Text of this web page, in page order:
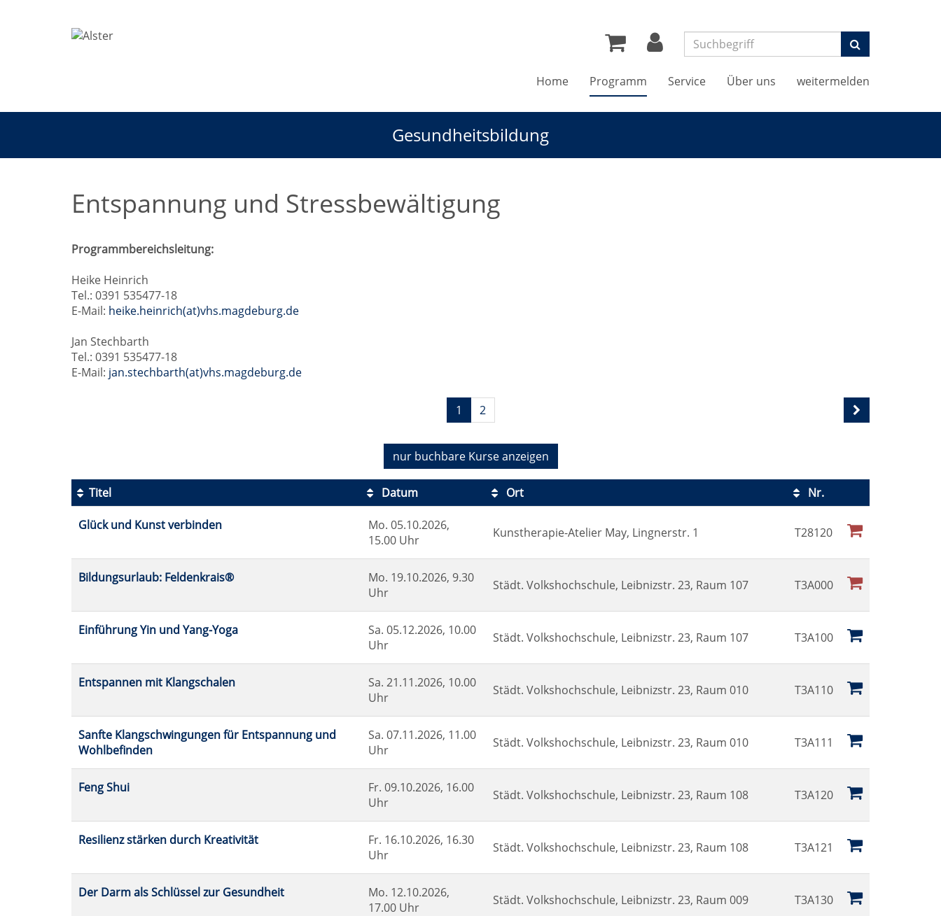
Suchen
Home Programm Service Über uns weitermelden
Gesundheitsbildung
Entspannung und Stressbewältigung
Programmbereichsleitung:
Heike Heinrich
Tel.: 0391 535477-18
E-Mail: heike.heinrich(at)vhs.magdeburg.de
Jan Stechbarth
Tel.: 0391 535477-18
E-Mail: jan.stechbarth(at)vhs.magdeburg.de
1 2
nur buchbareKurse anzeigen
Tabellenüberschriften
sortiert
werden.
Titel Datum Ort
Nr.
Kursstatus
Glück und Kunst verbinden
Mo. 05.10.2026,
15.00 Uhr
Kunstherapie-Atelier May, Lingnerstr. 1 T28120
Bildungsurlaub: Feldenkrais® Mo. 19.10.2026, 9.30
Uhr
Städt. Volkshochschule, Leibnizstr. 23, Raum 107 T3A000
Einführung Yin und Yang-Yoga Sa. 05.12.2026, 10.00
Uhr
Städt. Volkshochschule, Leibnizstr. 23, Raum 107 T3A100
Entspannen mit Klangschalen Sa. 21.11.2026, 10.00
Uhr
Städt. Volkshochschule, Leibnizstr. 23, Raum 010 T3A110
Sanfte Klangschwingungen für Entspannung und
Wohlbefinden
Sa. 07.11.2026, 11.00
Uhr
Städt. Volkshochschule, Leibnizstr. 23, Raum 010 T3A111
Feng Shui Fr. 09.10.2026, 16.00
Uhr
Städt. Volkshochschule, Leibnizstr. 23, Raum 108 T3A120
Resilienz stärken durch Kreativität Fr. 16.10.2026, 16.30
Uhr
Städt. Volkshochschule, Leibnizstr. 23, Raum 108 T3A121
Der Darm als Schlüssel zur Gesundheit Mo. 12.10.2026,
17.00 Uhr
Städt. Volkshochschule, Leibnizstr. 23, Raum 009 T3A130